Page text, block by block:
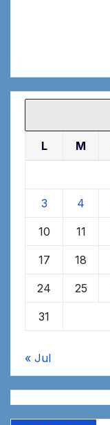
L M
3 4
10 11
17 18
24 25
31
« Jul